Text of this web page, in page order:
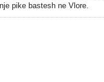
pike bastesh ne Vlore.